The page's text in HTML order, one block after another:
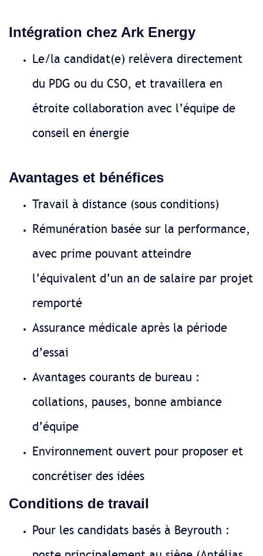
Intégration chez Ark Energy
Le/la candidat(e) relèvera directement
du PDG ou du CSO, et travaillera en
étroite collaboration avec l’équipe de
conseil en énergie
Avantages et bénéfices
Travail à distance (sous conditions)
Rémunération basée sur la performance,
avec prime pouvant atteindre
l’équivalent d’un an de salaire par projet
remporté
Assurance médicale après la période
d’essai
Avantages courants de bureau :
collations, pauses, bonne ambiance
d’équipe
Environnement ouvert pour proposer et
concrétiser des idées
Conditions de travail
Pour les candidats basés à Beyrouth :